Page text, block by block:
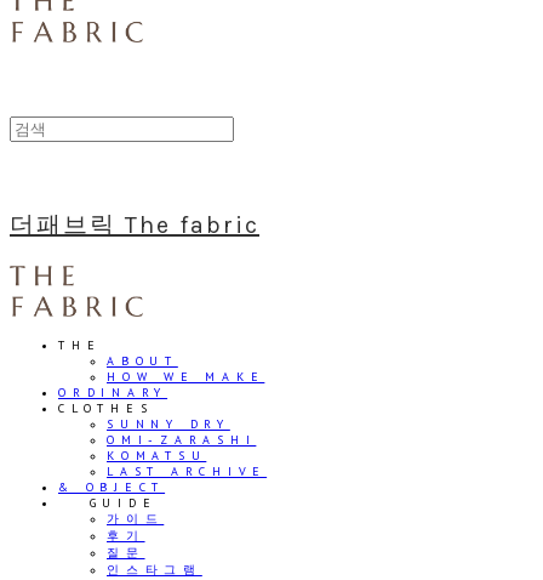
더패브릭 The fabric
THE
ABOUT
HOW WE MAKE
ORDINARY
CLOTHES
SUNNY DRY
OMI-ZARASHI
KOMATSU
LAST ARCHIVE
& OBJECT
⠀⠀GUIDE
가이드
후기
질문
인스타그램